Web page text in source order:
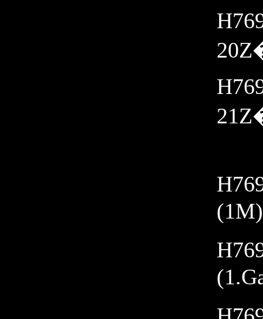
(1M)